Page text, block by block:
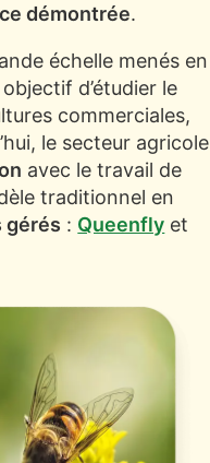
démontrée.
échelle menés en
d’étudier le
commerciales,
le secteur agricole
avec le travail de
traditionnel en
gérés : Queenfly et